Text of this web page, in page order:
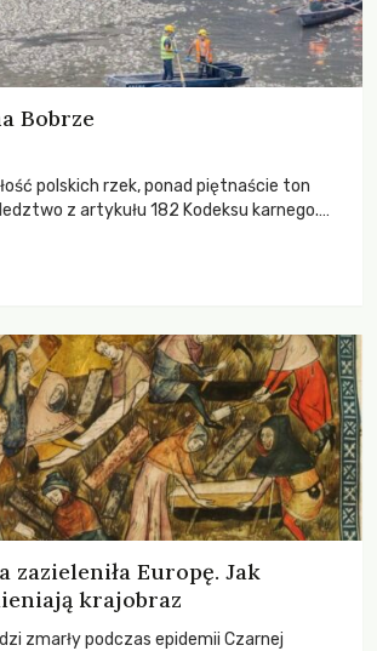
Bobrze
polskich rzek, ponad piętnaście ton
z artykułu 182 Kodeksu karnego.
do biologicznej śmierci rzeki.
zazieleniła Europę. Jak
krajobraz
zmarły podczas epidemii Czarnej